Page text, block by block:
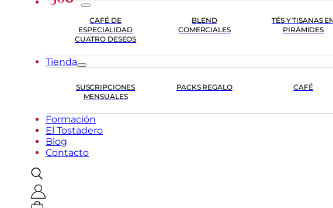
CAFÉ DE
ESPECIALIDAD
CUATRO DESEOS
BLEND
COMERCIALES
TÉS Y TISANAS
PIRÁMIDES
Tienda
SUSCRIPCIONES
MENSUALES
PACKS REGALO CAFÉ
Formación
El Tostadero
Blog
Contacto